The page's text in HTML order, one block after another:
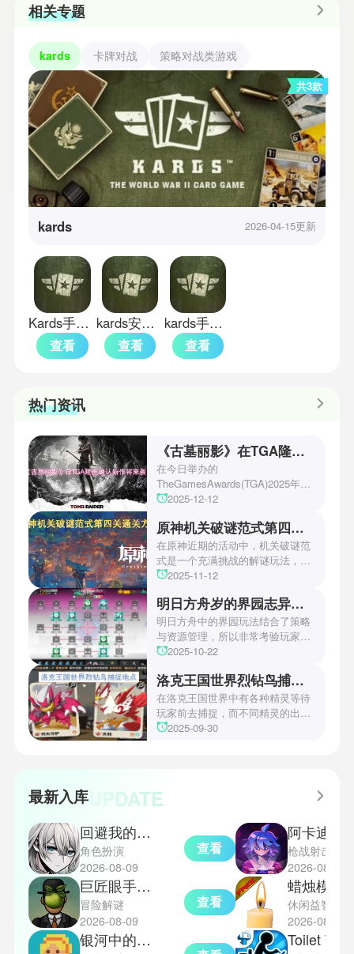
相关专题
kards 卡牌对战 策略对战类游戏
共3款
kards 2026-04-15更新
Kards手游中文正式版
查看
kards安卓版
查看
kards手游版
查看
热门资讯
《古墓丽影》在TGA隆重确认新作将来袭！
在今日举办的
TheGamesAwards(TGA)2025年度
游戏颁奖典礼中，古墓丽影系列公
场资讯让众多玩家们都非常期待！
本次官方也宣布游戏将于2027年登
陆PS5、Xbox以及PC平台！有兴
趣的玩家们可以继续留守鲶鱼网！
2025-12-12
原神机关破谜范式第四关通关方法
在原神近期的活动中，机关破谜范
式是一个充满挑战的解谜玩法，其
中第四关是许多玩家遇到困难的地
机关破谜范式第四关通关方法，助
玩家们能够顺利通关！有兴趣的玩
家们快来一起看看吧！
2025-11-12
明日方舟岁的界园志异攻略
明日方舟中的界园玩法结合了策略
与资源管理，所以非常考验玩家的
操作和规划能力。游戏里拥有先
丰富多样的角色体系足以满足不同
战术需求。电表倒转是界园中的核
心挑战之一，玩家需合理利用通宝
和特殊钱币进行资源转换。明日方
乐趣和探索深度，丰富了玩家的游
2025-10-22
洛克王国世界烈钻鸟捕捉地点
在洛克王国世界中有各种精灵等待
玩家前去捕捉，而不同精灵的出现
地点和捕捉方式也各不相同。有少
2025-09-30
最新入库UPDATE
回避我的死亡结局汉化版
角色扮演
2026-08-09
查看
巨匠眼手机版
冒险解谜
2026-08-09
查看
银河中的挤奶工汉化版
枪战射击
2026-08-09
休闲益智
2026-08-09